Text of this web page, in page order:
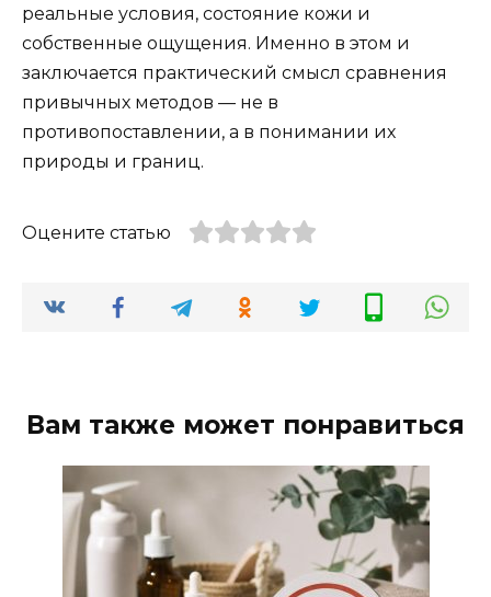
реальные условия, состояние кожи и
собственные ощущения. Именно в этом и
заключается практический смысл сравнения
привычных методов — не в
противопоставлении, а в понимании их
природы и границ.
Оцените статью
Вам также может понравиться